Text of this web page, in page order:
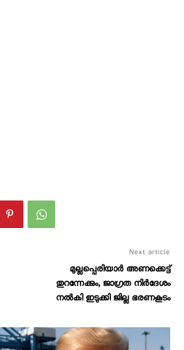
Next article
മുല്ലപ്പെരിയാർ അണക്കെട്ട്
തുറന്നേക്കും, ജാഗ്രത നിർദേശം
നൽകി ഇടുക്കി ജില്ല ഭരണകൂടം